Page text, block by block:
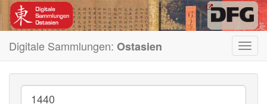
Digitale Sammlungen: Ostasien